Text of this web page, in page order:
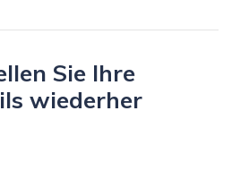
Sie Ihre
wiederher